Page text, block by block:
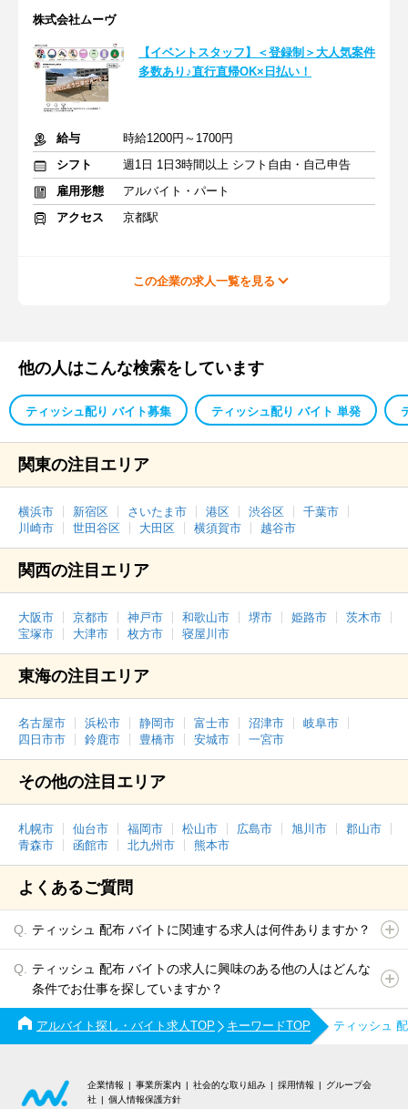
株式会社ムーヴ
【イベントスタッフ】＜登録制＞大人気案件
多数あり♪直行直帰OK×日払い！
給与
時給1200円～1700円
シフト
週1日 1日3時間以上 シフト自由・自己申告
雇用形態
アルバイト・パート
アクセス
京都駅
この企業の求人一覧を見る
他の人はこんな検索をしています
ティッシュ配り バイト募集 ティッシュ配り バイト 単発
関東の注目エリア
横浜市 新宿区 さいたま市 港区 渋谷区
千葉市
川崎市
世田谷区 大田区 横須賀市 越谷市
関西の注目エリア
大阪市 京都市 神戸市 和歌山市 堺市 姫路市
茨木市
宝塚市
大津市 枚方市 寝屋川市
東海の注目エリア
名古屋市 浜松市 静岡市 富士市 沼津市
岐阜市
四日市市
鈴鹿市 豊橋市 安城市 一宮市
その他の注目エリア
札幌市 仙台市 福岡市 松山市 広島市 旭川市
郡山市
青森市
函館市 北九州市 熊本市
よくあるご質問
ティッシュ 配布 バイトに関連する求人は何件ありますか？
ティッシュ 配布 バイトの求人に興味のある他の人はどんな
条件でお仕事を探していますか？
アルバイト探し・バイト求人TOP キーワードTOP ティッシュ
企業情報 事業所案内 社会的な取り組み 採用情報
グループ会
社
個人情報保護方針